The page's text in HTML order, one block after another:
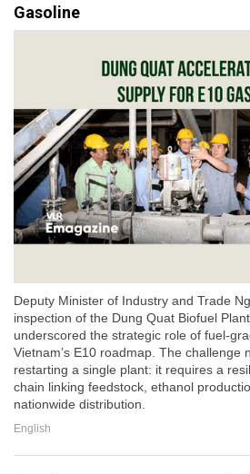
Gasoline
Deputy Minister of Industry and Trade
inspection of the Dung Quat Biofuel
underscored the strategic role of fuel-
Vietnam’s E10 roadmap. The challenge
restarting a single plant: it requires a
chain linking feedstock, ethanol
nationwide distribution.
English